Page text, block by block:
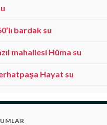
bardak su
mahallesi Hüma su
Hayat su